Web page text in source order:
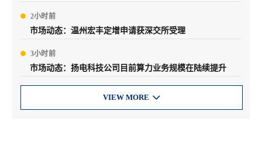
2小时前
市场动态：温州宏丰定增申请获深交所受理
3小时前
市场动态：扬电科技公司目前算力业务规模在陆续提升
VIEW MORE 